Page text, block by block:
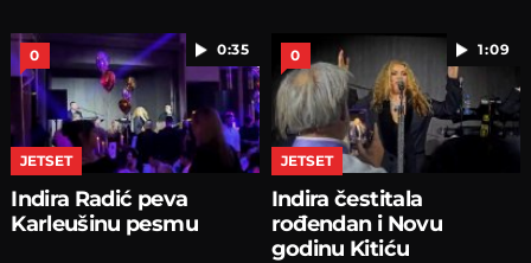
0:35
0
JETSET
Indira Radić peva
Karleušinu pesmu
1:09
0
JETSET
Indira čestitala
rođendan i Novu
godinu Kitiću